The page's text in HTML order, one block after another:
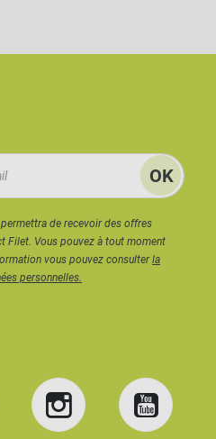
de recevoir des offres
Filet. Vous pouvez à tout moment
vous pouvez consulterla
personnelles.